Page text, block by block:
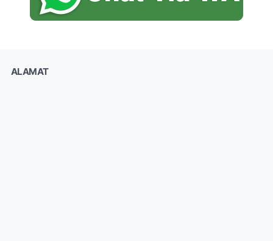
ALAMAT